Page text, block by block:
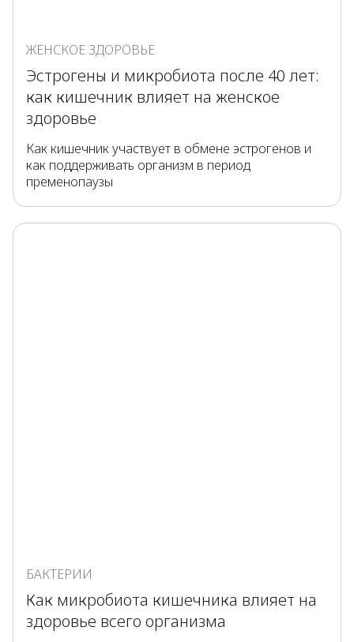
ЖЕНСКОЕ ЗДОРОВЬЕ
Эстрогены и микробиота после 40 лет:
как кишечник влияет на женское
здоровье
Как кишечник участвует в обмене эстрогенов и
как поддерживать организм в период
пременопаузы
БАКТЕРИИ
Как микробиота кишечника влияет на
здоровье всего организма